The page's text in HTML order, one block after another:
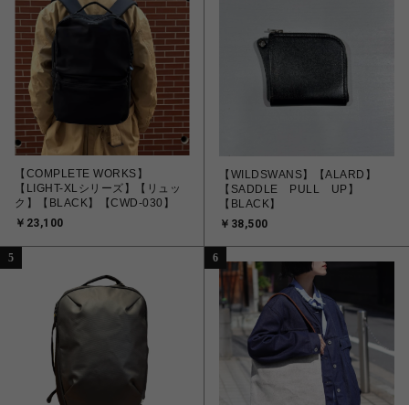
【COMPLETE WORKS】
【LIGHT-XLシリーズ】【リュッ
ク】【BLACK】【CWD-030】
￥23,100
【WILDSWANS】【ALARD】
【SADDLE PULL UP】
【BLACK】
￥38,500
5 6